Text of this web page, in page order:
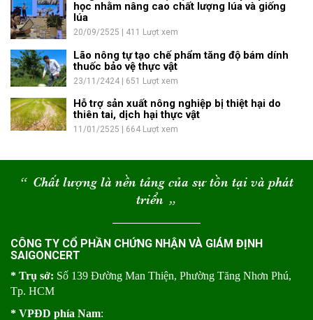
học nhằm nâng cao chất lượng lúa và giống
lúa
20/09/2525 | 411 Lượt xem
Lão nông tự tạo chế phẩm tăng độ bám dính
thuốc bảo vệ thực vật
23/11/2424 | 651 Lượt xem
Hỗ trợ sản xuất nông nghiệp bị thiệt hại do
thiên tai, dịch hại thực vật
11/01/2525 | 664 Lượt xem
“ Chất lượng là nền tảng của sự tồn tại và phát
triển “
CÔNG TY CỔ PHẦN CHỨNG NHẬN VÀ GIÁM ĐỊNH
SAIGONCERT
* Trụ sở: Số 139 Đường Man Thiện, Phường Tăng Nhơn Phú,
Tp. HCM
* VPĐD phía Nam: